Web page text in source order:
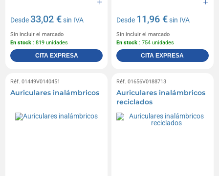
Desde33,02 €sin IVA
Sin incluir el marcado
En stock : 819 unidades
CITA EXPRESA
Desde 11,96 €sin IVA
Sin incluir el marcado
En stock : 754 unidades
CITA EXPRESA
Réf. 01449V0140451
Auriculares inalámbricos
Réf. 01656V0188713
Auriculares inalámbricos
reciclados